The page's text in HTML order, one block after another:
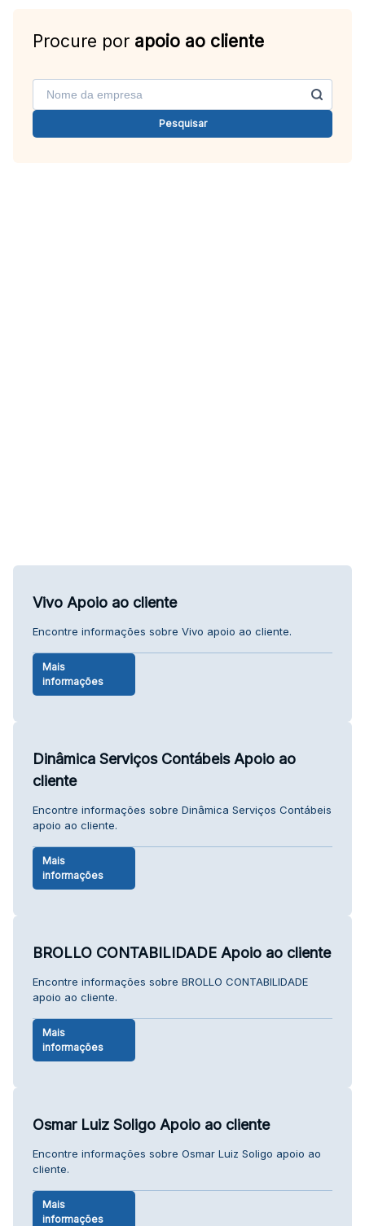
Procure por apoio ao cliente
Pesquisar
Vivo Apoio ao cliente
Encontre informações sobre Vivo apoio ao cliente.
Mais
informações
Dinâmica Serviços Contábeis Apoio ao
cliente
Encontre informações sobre Dinâmica Serviços Contábeis
apoio ao cliente.
Mais
informações
BROLLO CONTABILIDADE Apoio ao cliente
Encontre informações sobre BROLLO CONTABILIDADE
apoio ao cliente.
Mais
informações
Osmar Luiz Soligo Apoio ao cliente
Encontre informações sobre Osmar Luiz Soligo apoio ao
cliente.
Mais
informações